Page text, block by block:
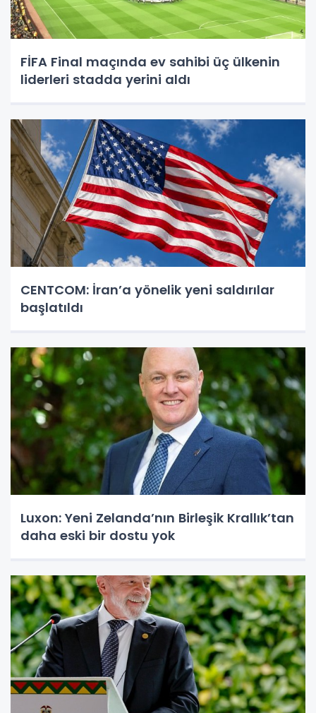
FİFA Final maçında ev sahibi üç ülkenin
liderleri stadda yerini aldı
CENTCOM: İran’a yönelik yeni saldırılar
başlatıldı
Luxon: Yeni Zelanda’nın Birleşik Krallık’tan
daha eski bir dostu yok